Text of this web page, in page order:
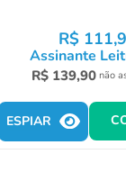
R$ 111,
Assinante
R$ 139,90 não
ESPIAR